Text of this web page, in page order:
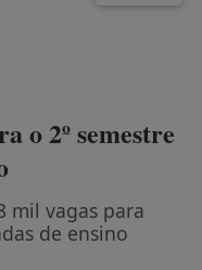
FECHAR
o 2º semestre
mil vagas para
de ensino